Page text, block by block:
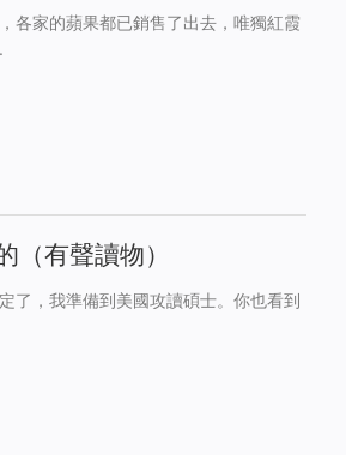
各家的蘋果都已銷售了出去，唯獨紅霞
（有聲讀物）
了，我準備到美國攻讀碩士。你也看到